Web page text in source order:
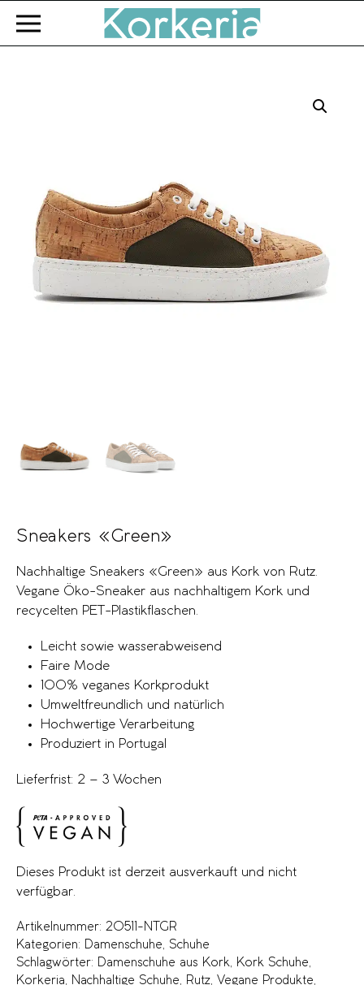
Zum Hauptinhalt springen
Sneakers «Green»
Nachhaltige Sneakers «Green» aus Kork von Rutz.
Vegane Öko-Sneaker aus nachhaltigem Kork und
recycelten PET-Plastikflaschen.
Leicht sowie wasserabweisend
Faire Mode
100% veganes Korkprodukt
Umweltfreundlich und natürlich
Hochwertige Verarbeitung
Produziert in Portugal
Lieferfrist: 2 – 3 Wochen
Dieses Produkt ist derzeit ausverkauft und nicht
verfügbar.
Artikelnummer: 20511-NTGR
Kategorien: Damenschuhe, Schuhe
Schlagwörter: Damenschuhe aus Kork, Kork Schuhe,
Korkeria, Nachhaltige Schuhe, Rutz, Vegane Produkte,